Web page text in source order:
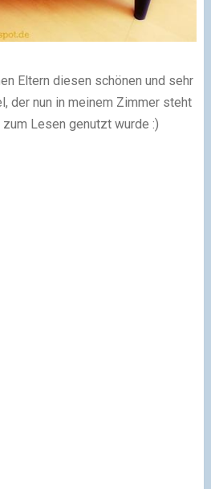
Eltern diesen schönen und sehr
der nun in meinem Zimmer steht
Lesen genutzt wurde :)